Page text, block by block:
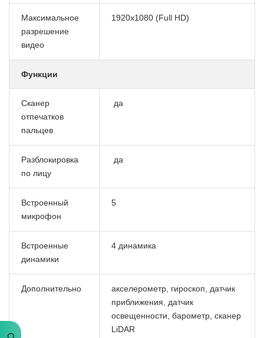
Максимальное
разрешение
видео
1920x1080 (Full HD)
Функции
Сканер
отпечатков
пальцев
да
Разблокировка
по лицу
да
Встроенный
микрофон
5
Встроенные
динамики
4 динамика
Дополнительно
акселерометр, гироскоп, датчик
приближения, датчик
освещенности, барометр, сканер
LiDAR